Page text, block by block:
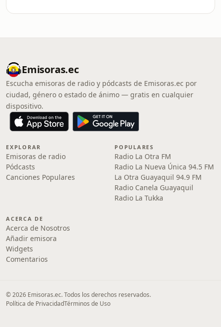
Emisoras.ec
Escucha emisoras de radio y pódcasts de Emisoras.ec por
ciudad, género o estado de ánimo — gratis en cualquier
dispositivo.
EXPLORAR
Emisoras de radio
Pódcasts
Canciones Populares
POPULARES
Radio La Otra FM
Radio La Nueva Única 94.5 FM
La Otra Guayaquil 94.9 FM
Radio Canela Guayaquil
Radio La Tukka
ACERCA DE
Acerca de Nosotros
Añadir emisora
Widgets
Comentarios
© 2026 Emisoras.ec. Todos los derechos reservados.
Política de PrivacidadTérminos de Uso